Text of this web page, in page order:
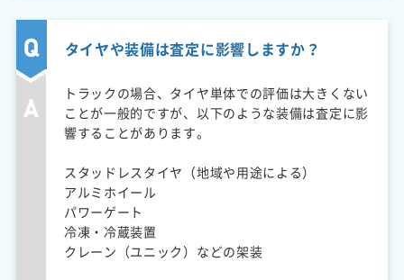
タイヤや装備は査定に影響しますか？
トラックの場合、タイヤ単体での評価は大きくない
ことが一般的ですが、以下のような装備は査定に影
響することがあります。
スタッドレスタイヤ（地域や用途による）
アルミホイール
パワーゲート
冷凍・冷蔵装置
クレーン（ユニック）などの架装